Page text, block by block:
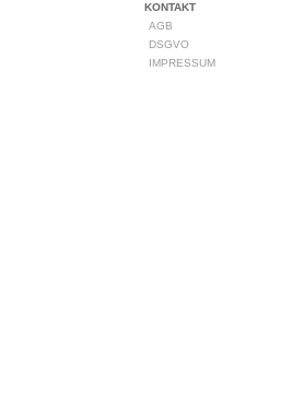
KONTAKT
AGB
DSGVO
IMPRESSUM